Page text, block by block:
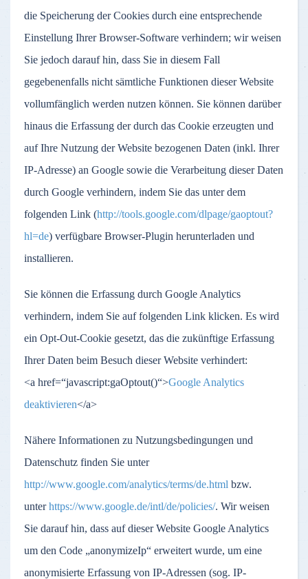
die Speicherung der Cookies durch eine entsprechende
Einstellung Ihrer Browser-Software verhindern; wir weisen
Sie jedoch darauf hin, dass Sie in diesem Fall
gegebenenfalls nicht sämtliche Funktionen dieser Website
vollumfänglich werden nutzen können. Sie können darüber
hinaus die Erfassung der durch das Cookie erzeugten und
auf Ihre Nutzung der Website bezogenen Daten (inkl. Ihrer
IP-Adresse) an Google sowie die Verarbeitung dieser Daten
durch Google verhindern, indem Sie das unter dem
folgenden Link (http://tools.google.com/dlpage/gaoptout?
hl=de) verfügbare Browser-Plugin herunterladen und
installieren.
Sie können die Erfassung durch Google Analytics
verhindern, indem Sie auf folgenden Link klicken. Es wird
ein Opt-Out-Cookie gesetzt, das die zukünftige Erfassung
Ihrer Daten beim Besuch dieser Website verhindert:
<a href=“javascript:gaOptout()“>Google Analytics
deaktivieren</a>
Nähere Informationen zu Nutzungsbedingungen und
Datenschutz finden Sie unter
http://www.google.com/analytics/terms/de.html bzw.
unterhttps://www.google.de/intl/de/policies/. Wir weisen
Sie darauf hin, dass auf dieser Website Google Analytics
um den Code „anonymizeIp“ erweitert wurde, um eine
anonymisierte Erfassung von IP-Adressen (sog. IP-